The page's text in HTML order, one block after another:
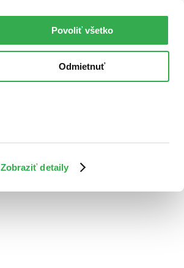
Zobraziť detaily
Povoliť všetko
Odmietnuť